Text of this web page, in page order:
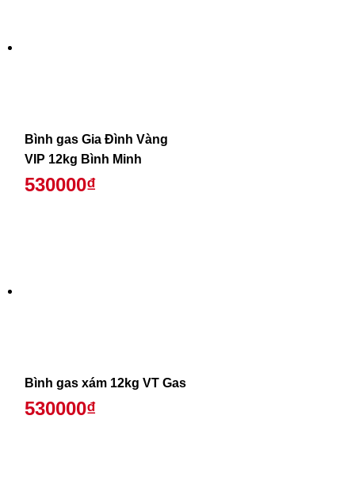
Bình gas Gia Đình Vàng
VIP 12kg Bình Minh
530000₫
Bình gas xám 12kg VT Gas
530000₫